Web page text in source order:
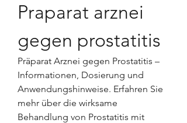
Praparat arznei
gegen prostatitis
Präparat Arznei gegen Prostatitis –
Informationen, Dosierung und
Anwendungshinweise. Erfahren Sie
mehr über die wirksame
Behandlung von Prostatitis mit